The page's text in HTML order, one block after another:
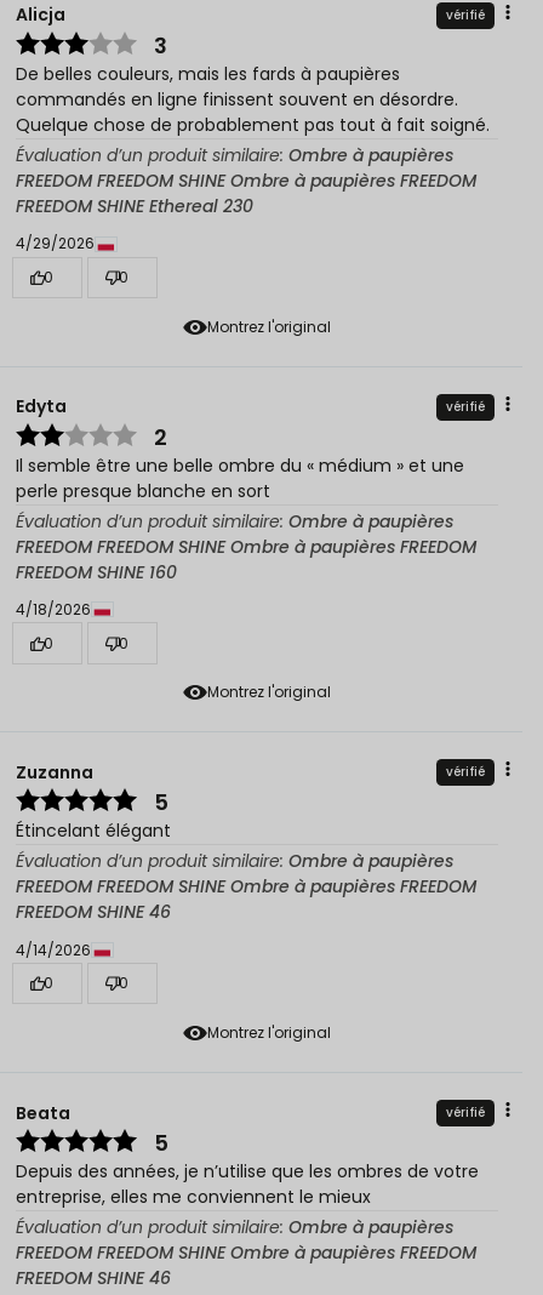
Montrez l'original
Alicja vérifié
3
De belles couleurs, mais les fards à paupières
commandés en ligne finissent souvent en désordre.
Quelque chose de probablement pas tout à fait soigné.
Évaluation d’un produit similaire: Ombre à paupières
FREEDOM FREEDOM SHINE Ombre à paupières FREEDOM
FREEDOM SHINE Ethereal 230
4/29/2026
0
0
Montrez l'original
Edyta vérifié
2
Il semble être une belle ombre du « médium » et une
perle presque blanche en sort
Évaluation d’un produit similaire: Ombre à paupières
FREEDOM FREEDOM SHINE Ombre à paupières FREEDOM
FREEDOM SHINE 160
4/18/2026
0
0
Montrez l'original
Zuzanna vérifié
5
Étincelant élégant
Évaluation d’un produit similaire: Ombre à paupières
FREEDOM FREEDOM SHINE Ombre à paupières FREEDOM
FREEDOM SHINE 46
4/14/2026
0
0
Beata vérifié
5
Depuis des années, je n’utilise que les ombres de votre
entreprise, elles me conviennent le mieux
Évaluation d’un produit similaire: Ombre à paupières
FREEDOM FREEDOM SHINE Ombre à paupières FREEDOM
FREEDOM SHINE 46